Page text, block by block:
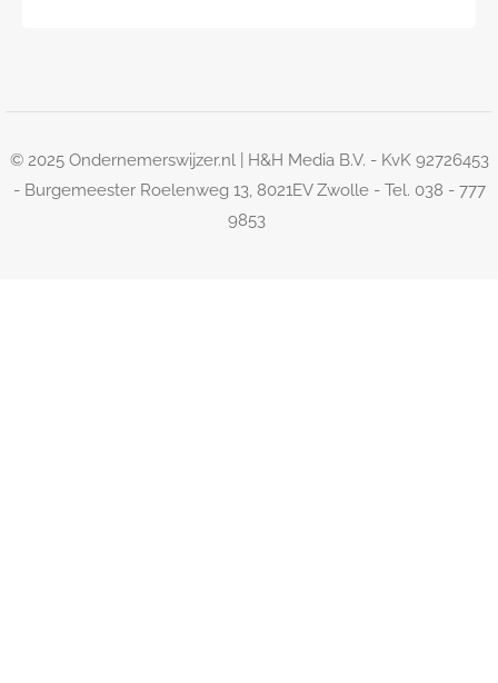
© 2025 Ondernemerswijzer.nl | H&H Media B.V. - KvK 92726453
- Burgemeester Roelenweg 13, 8021EV Zwolle - Tel. 038 - 777
9853